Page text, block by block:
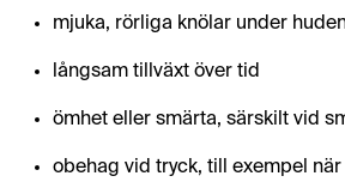
mjuka, rörliga knölar under
långsam tillväxt över tid
ömhet eller smärta, särskilt vid
obehag vid tryck, till exempel